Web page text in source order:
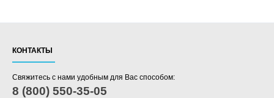
КОНТАКТЫ
Свяжитесь с нами удобным для Вас способом:
8 (800) 550-35-05